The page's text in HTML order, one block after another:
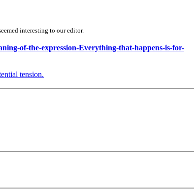
interesting to our editor.
of-the-expression-Everything-that-happens-is-for-
tension.